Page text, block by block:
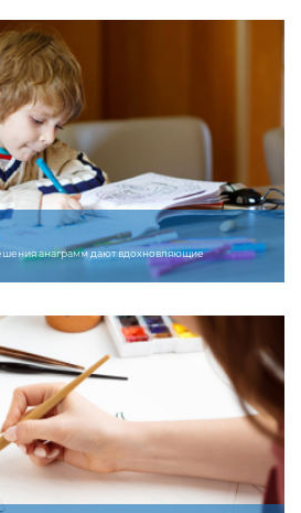
анаграмм дают вдохновляющие